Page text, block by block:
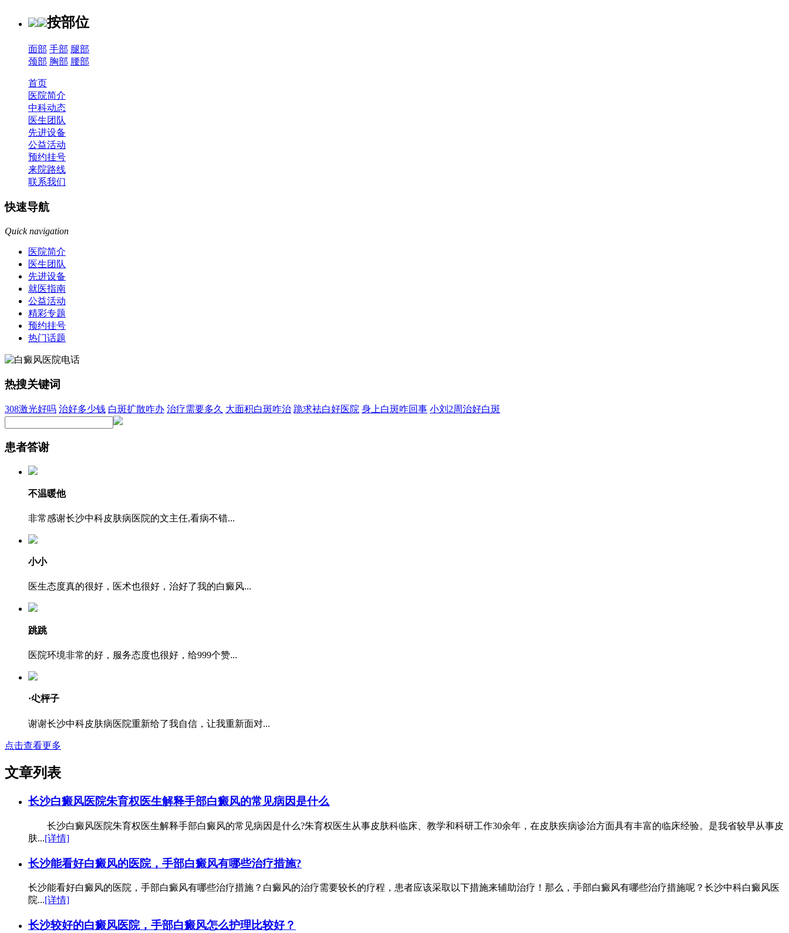
按部位
面部 手部 腿部
颈部 胸部 腰部
首页
医院简介
中科动态
医生团队
先进设备
公益活动
预约挂号
来院路线
联系我们
快速导航
Quick navigation
医院简介
医生团队
先进设备
就医指南
公益活动
精彩专题
预约挂号
热门话题
热搜关键词
308激光好吗 治好多少钱 白斑扩散咋办 治疗需要多久 大面积白斑咋治 跪求袪白好医院 身上白斑咋回事 小刘2周治好白斑
患者答谢
不温暖他
非常感谢长沙中科皮肤病医院的文主任,看病不错...
小小
医生态度真的很好，医术也很好，治好了我的白癜风...
跳跳
医院环境非常的好，服务态度也很好，给999个赞...
·尐枰子
谢谢长沙中科皮肤病医院重新给了我自信，让我重新面对...
点击查看更多
文章列表
长沙白癜风医院朱育权医生解释手部白癜风的常见病因是什么
长沙白癜风医院朱育权医生解释手部白癜风的常见病因是什么?朱育权医生从事皮肤科临床、教学和科研工作30余年，在皮肤疾病诊治方面具有丰富的临床经验。是我省较早从事皮
肤...[详情]
长沙能看好白癜风的医院，手部白癜风有哪些治疗措施?
长沙能看好白癜风的医院，手部白癜风有哪些治疗措施？白癜风的治疗需要较长的疗程，患者应该采取以下措施来辅助治疗！那么，手部白癜风有哪些治疗措施呢？长沙中科白癜风医
院...[详情]
长沙较好的白癜风医院，手部白癜风怎么护理比较好？